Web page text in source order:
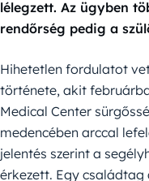
lélegzett. Az ügyben
rendőrség pedig a
Hihetetlen fordulatot
története, akit
Medical Center
medencében arccal
jelentés szerint a
érkezett. Egy családtag